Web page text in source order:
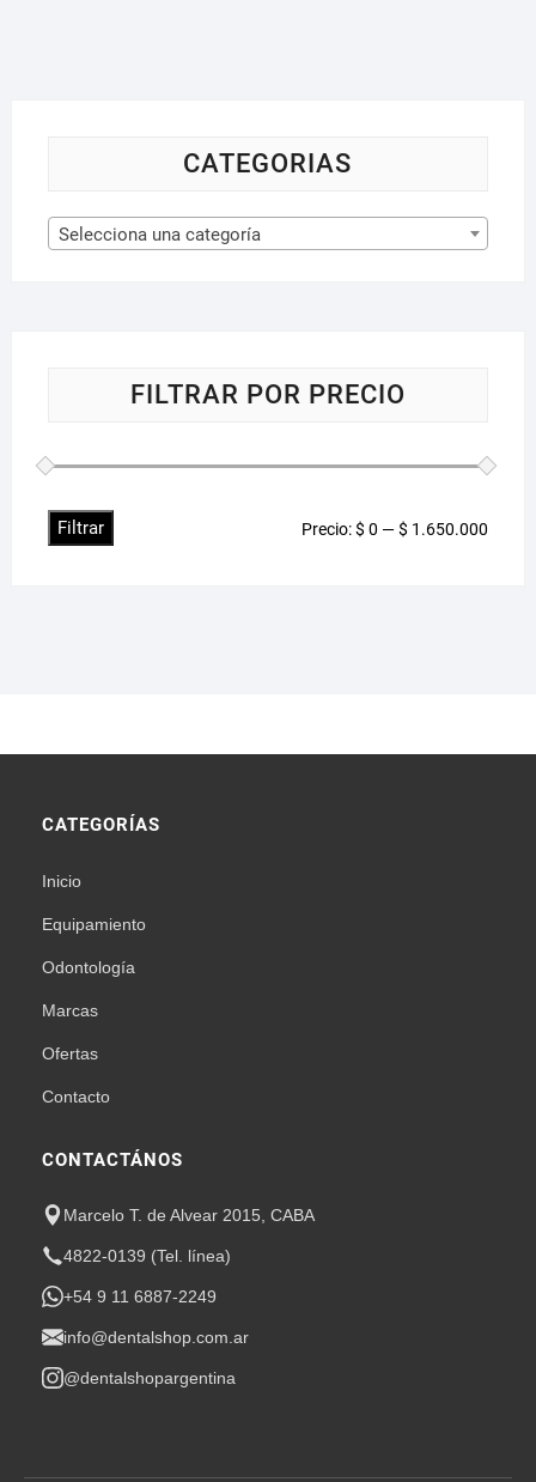
CATEGORIAS
Selecciona una categoría
FILTRAR POR PRECIO
Filtrar Precio:$ 0 —$ 1.650.000
CATEGORÍAS
Inicio
Equipamiento
Odontología
Marcas
Ofertas
Contacto
CONTACTÁNOS
Marcelo T. de Alvear 2015, CABA
4822-0139 (Tel. línea)
+54 9 11 6887-2249
info@dentalshop.com.ar
@dentalshopargentina